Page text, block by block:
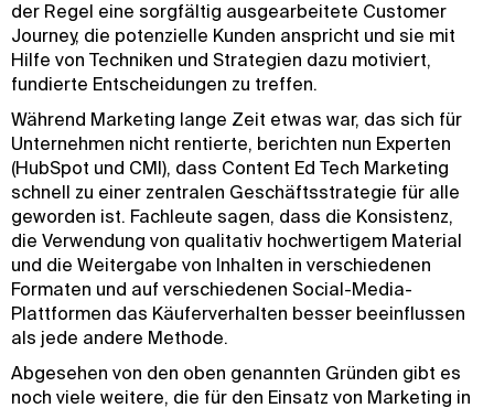
der Regel eine sorgfältig ausgearbeitete Customer
Journey, die potenzielle Kunden anspricht und sie mit
Hilfe von Techniken und Strategien dazu motiviert,
fundierte Entscheidungen zu treffen.
Während Marketing lange Zeit etwas war, das sich für
Unternehmen nicht rentierte, berichten nun Experten
(HubSpot und CMI), dass Content Ed Tech Marketing
schnell zu einer zentralen Geschäftsstrategie für alle
geworden ist. Fachleute sagen, dass die Konsistenz,
die Verwendung von qualitativ hochwertigem Material
und die Weitergabe von Inhalten in verschiedenen
Formaten und auf verschiedenen Social-Media-
Plattformen das Käuferverhalten besser beeinflussen
als jede andere Methode.
Abgesehen von den oben genannten Gründen gibt es
noch viele weitere, die für den Einsatz von Marketing in